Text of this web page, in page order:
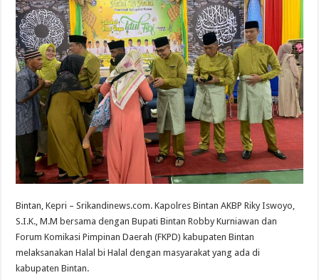
Bintan, Kepri – Srikandinews.com. Kapolres Bintan AKBP Riky Iswoyo,
S.I.K., M.M bersama dengan Bupati Bintan Robby Kurniawan dan
Forum Komikasi Pimpinan Daerah (FKPD) kabupaten Bintan
melaksanakan Halal bi Halal dengan masyarakat yang ada di
kabupaten Bintan.